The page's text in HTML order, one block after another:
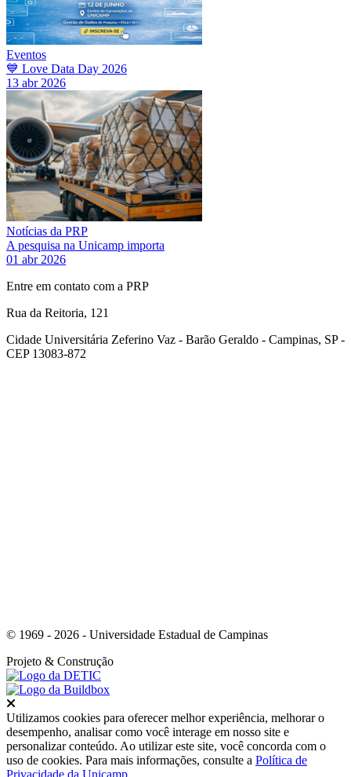
Eventos
💙 Love Data Day 2026
13 abr 2026
Notícias da PRP
A pesquisa na Unicamp importa
01 abr 2026
Entre em contato com a PRP
Rua da Reitoria, 121
Cidade Universitária Zeferino Vaz - Barão Geraldo - Campinas, SP -
CEP 13083-872
© 1969 - 2026 - Universidade Estadual de Campinas
Projeto & Construção
Utilizamos cookies para oferecer melhor experiência, melhorar o
desempenho, analisar como você interage em nosso site e
personalizar conteúdo. Ao utilizar este site, você concorda com o
uso de cookies. Para mais informações, consulte a Política de
Privacidade da Unicamp